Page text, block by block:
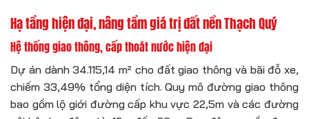
Hạ tầng hiện đại, nâng tầm giá trị đất nền Thạch Quý
Hệ thống giao thông, cấp thoát nước hiện đại
Dự án dành 34.115,14 m² cho đất giao thông và bãi đỗ xe,
chiếm 33,49% tổng diện tích. Quy mô đường giao thông
bao gồm lộ giới đường cấp khu vực 22,5m và các đường